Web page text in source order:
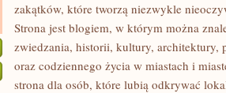
ZGORZELEC
zakątków, które tworzą niezwykle
Strona jest blogiem, w którym można
zwiedzania, historii, kultury, architektury,
oraz codziennego życia w miastach i
strona dla osób, które lubią odkrywać